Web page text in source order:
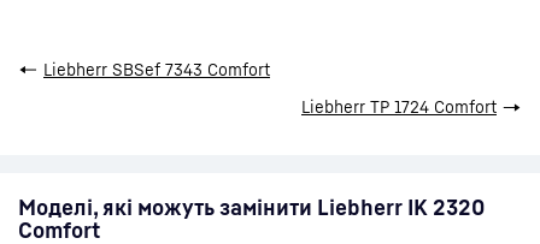
← Liebherr SBSef 7343 Comfort
Liebherr TP 1724 Comfort →
Моделі, які можуть замінити Liebherr IK 2320
Comfort